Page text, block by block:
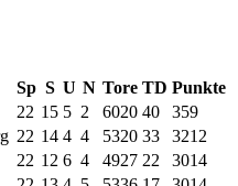
Sp S U N Tore TD Punkte
22 15 5 2 6020 40 359
22 14 4 4 5320 33 3212
22 12 6 4 4927 22 3014